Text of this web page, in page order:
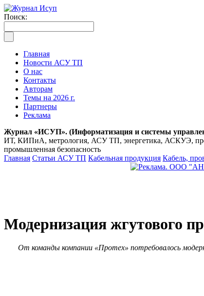
Поиск:
Главная
Новости АСУ ТП
О нас
Контакты
Авторам
Темы на 2026 г.
Партнеры
Реклама
Журнал «ИСУП». (Информатизация и системы
ИТ, КИПиА, метрология, АСУ ТП, энергетика, АСКУЭ,
промышленная безопасность
Главная Статьи АСУ ТП Кабельная продукция Кабель,
Модернизация жгутового
От команды компании «Протех» потребовалось